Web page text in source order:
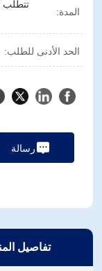
المدة:
الحد الأدنى للطلب:
رسالة
تفاصيل